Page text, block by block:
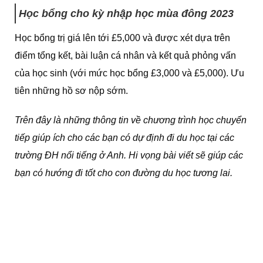
Học bổng cho kỳ nhập học mùa đông 2023
Học bổng trị giá lên tới £5,000 và được xét dựa trên
điểm tổng kết, bài luận cá nhân và kết quả phỏng vấn
của học sinh (với mức học bổng £3,000 và £5,000). Ưu
tiên những hồ sơ nộp sớm.
Trên đây là những thông tin về chương trình học chuyển
tiếp giúp ích cho các bạn có dự định đi du học tại các
trường ĐH nổi tiếng ở Anh. Hi vọng bài viết sẽ giúp các
bạn có hướng đi tốt cho con đường du học tương lai.